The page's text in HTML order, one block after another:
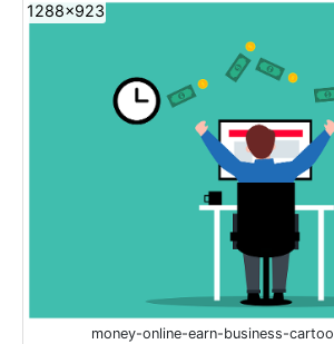
1288x923
money-online-earn-business-